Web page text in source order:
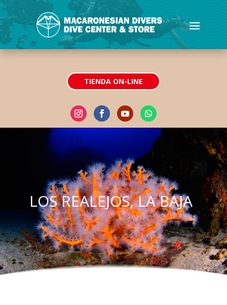
TIENDA ON-LINE
LOS REALEJOS, LA BAJA